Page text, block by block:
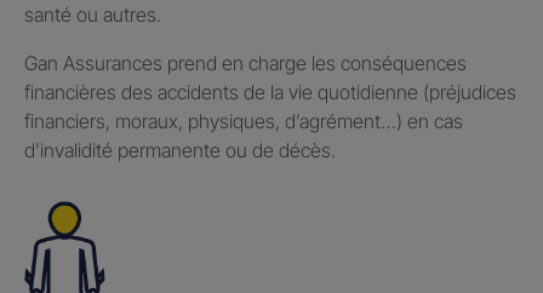
santé ou autres.
Gan Assurances prend en charge les conséquences
financières des accidents de la vie quotidienne (préjudices
financiers, moraux, physiques, d’agrément…) en cas
d’invalidité permanente ou de décès.